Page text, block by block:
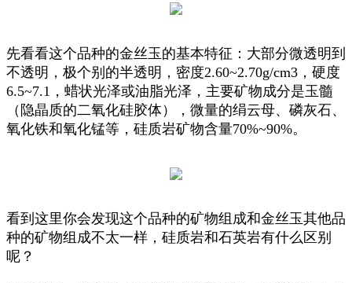
先看看这个品种的金丝玉的基本特征：大部分微透明到
不透明，极个别的半透明，密度2.60~2.70g/cm3，硬度
6.5~7.1，蜡状光泽或油脂光泽，主要矿物成分是玉髓
（隐晶质的二氧化硅胶体），微量的绢云母、磷灰石、
氧化铁和氧化锰等，硅质岩矿物含量70%~90%。
看到这里你会发现这个品种的矿物组成和金丝玉其他品
种的矿物组成不太一样，硅质岩和石英岩有什么区别
呢？